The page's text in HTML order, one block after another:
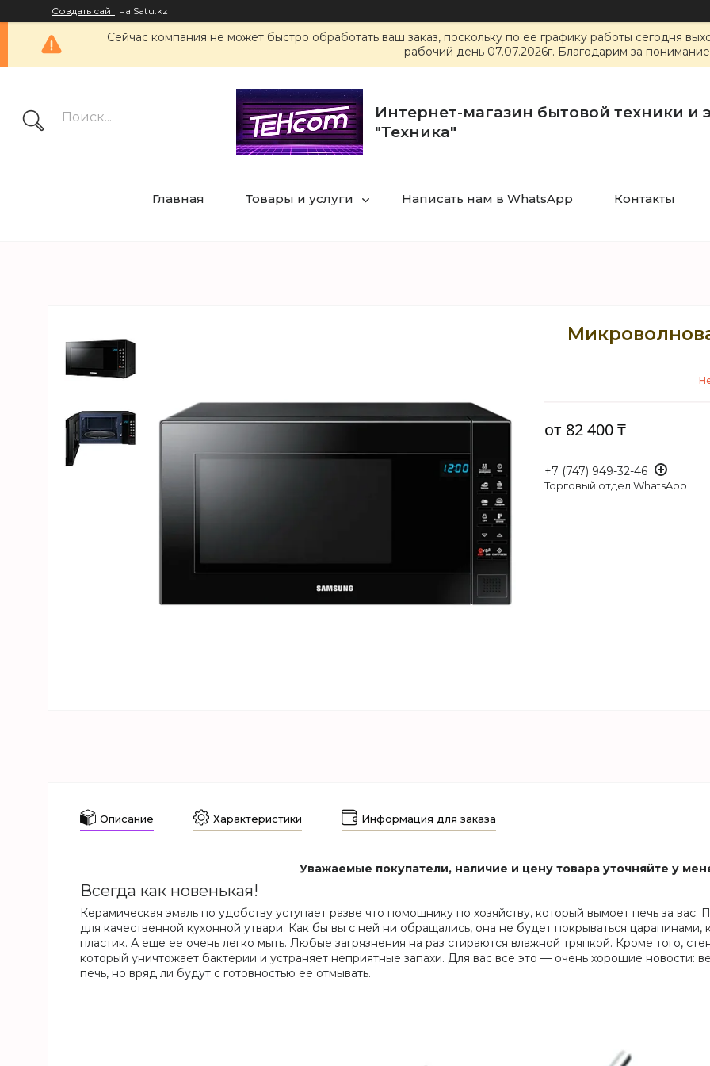
Создать сайт на Satu.kz
Сейчас компания не может быстро обработать ваш заказ, поскольку по ее графику работы сегодня
рабочий день 07.07.2026г. Благодарим за
Интернет-магазин бытовой техники и
"Техника"
Главная Товары и услуги Написать нам в WhatsApp Контакты
от 82 400 ₸
+7 (747) 949-32-46
Торговый отдел WhatsApp
Описание Характеристики Информация для заказа
Уважаемые покупатели, наличие и цену товара уточняйте у
Всегда как новенькая!
Керамическая эмаль по удобству уступает разве что помощнику по хозяйству, который вымоет печь за вас.
для качественной кухонной утвари. Как бы вы с ней ни обращались, она не будет покрываться царапинами,
пластик. А еще ее очень легко мыть. Любые загрязнения на раз стираются влажной тряпкой. Кроме того,
который уничтожает бактерии и устраняет неприятные запахи. Для вас все это — очень хорошие
печь, но вряд ли будут с готовностью ее отмывать.